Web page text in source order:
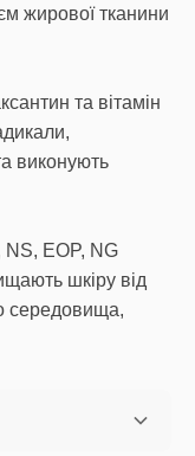
жирової тканини
та вітамін
виконують
NS, EOP, NG
шкіру від
середовища,